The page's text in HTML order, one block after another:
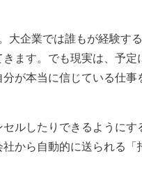
企業では誰もが経験す
ます。でも現実は、予
が本当に信じている仕
ルしたりできるように
から自動的に送られる「